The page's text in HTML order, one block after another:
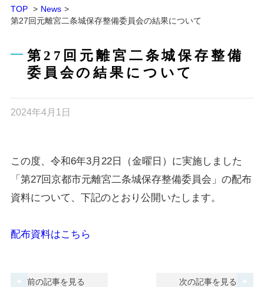
TOP
News
第27回元離宮二条城保存整備委員会の結果について
第27回元離宮二条城保存整備
委員会の結果について
2024年4月1日
この度、令和6年3月22日（金曜日）に実施しました
「第27回京都市元離宮二条城保存整備委員会」の配布
資料について、下記のとおり公開いたします。
配布資料はこちら
前の記事を見る 次の記事を見る